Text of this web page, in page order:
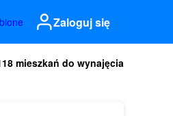
Zaloguj się
mieszkań do wynajęcia